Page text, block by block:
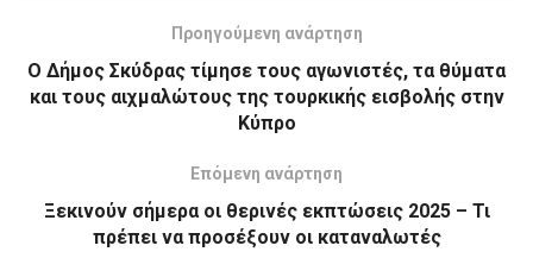
Προηγούμενη ανάρτηση
Ο Δήμος Σκύδρας τίμησε τους αγωνιστές, τα θύματα
και τους αιχμαλώτους της τουρκικής εισβολής στην
Κύπρο
Επόμενη ανάρτηση
Ξεκινούν σήμερα οι θερινές εκπτώσεις 2025 – Τι
πρέπει να προσέξουν οι καταναλωτές